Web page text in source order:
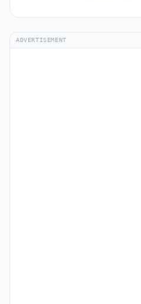
ADVERTISEMENT